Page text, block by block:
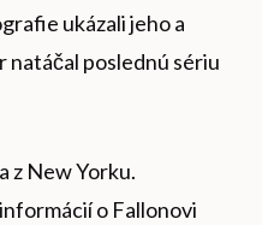
ukázali jeho a
natáčal poslednú sériu
z New Yorku.
o Fallonovi